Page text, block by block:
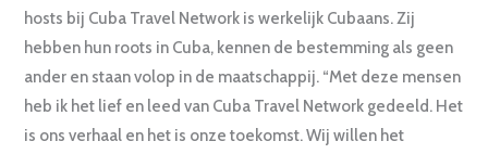
hosts bij Cuba Travel Network is werkelijk Cubaans. Zij
hebben hun roots in Cuba, kennen de bestemming als geen
ander en staan volop in de maatschappij. “Met deze mensen
heb ik het lief en leed van Cuba Travel Network gedeeld. Het
is ons verhaal en het is onze toekomst. Wij willen het